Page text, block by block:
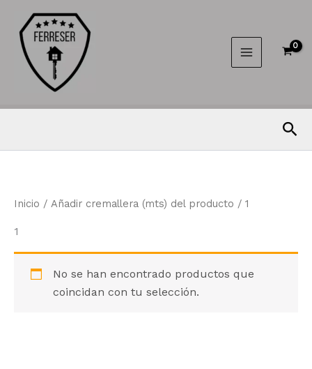
contenido
Inicio / Añadir cremallera (mts) del producto / 1
1
No se han encontrado productos que
coincidan con tu selección.